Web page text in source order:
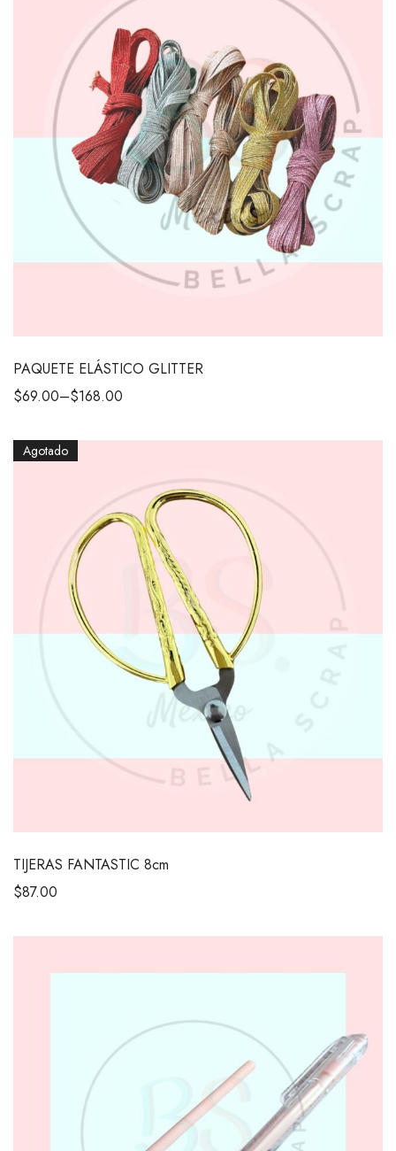
PAQUETE ELÁSTICO GLITTER
$69.00–$168.00
Agotado
TIJERAS FANTASTIC 8cm
$87.00